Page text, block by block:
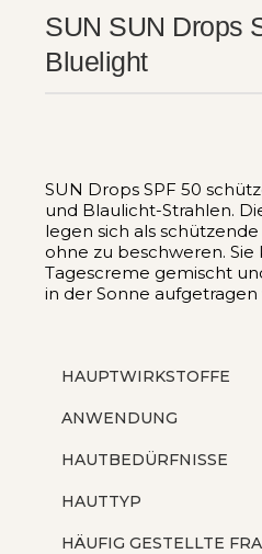
SUN SUN Drops
Bluelight
SUN Drops SPF 50
und Blaulicht-Strahlen.
legen sich als
ohne zu beschweren.
Tagescreme gemischt
in der Sonne aufgetragen
HAUPTWIRKSTOFFE
ANWENDUNG
HAUTBEDÜRFNISSE
HAUTTYP
HÄUFIG GESTELLTE